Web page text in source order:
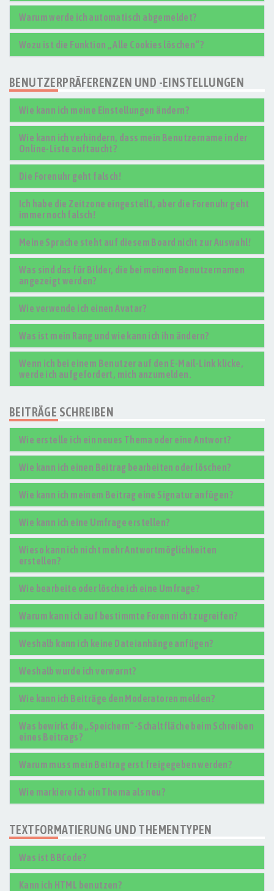
Warum werde ich automatisch abgemeldet?
Wozu ist die Funktion „Alle Cookies löschen“?
BENUTZERPRÄFERENZEN UND -EINSTELLUNGEN
Wie kann ich meine Einstellungen ändern?
Wie kann ich verhindern, dass mein Benutzername in der
Online-Liste auftaucht?
Die Forenuhr geht falsch!
Ich habe die Zeitzone eingestellt, aber die Forenuhr geht
immer noch falsch!
Meine Sprache steht auf diesem Board nicht zur Auswahl!
Was sind das für Bilder, die bei meinem Benutzernamen
angezeigt werden?
Wie verwende ich einen Avatar?
Was ist mein Rang und wie kann ich ihn ändern?
Wenn ich bei einem Benutzer auf den E-Mail-Link klicke,
werde ich aufgefordert, mich anzumelden.
BEITRÄGE SCHREIBEN
Wie erstelle ich ein neues Thema oder eine Antwort?
Wie kann ich einen Beitrag bearbeiten oder löschen?
Wie kann ich meinem Beitrag eine Signatur anfügen?
Wie kann ich eine Umfrage erstellen?
Wieso kann ich nicht mehr Antwortmöglichkeiten
erstellen?
Wie bearbeite oder lösche ich eine Umfrage?
Warum kann ich auf bestimmte Foren nicht zugreifen?
Weshalb kann ich keine Dateianhänge anfügen?
Weshalb wurde ich verwarnt?
Wie kann ich Beiträge den Moderatoren melden?
Was bewirkt die „Speichern“-Schaltfläche beim Schreiben
eines Beitrags?
Warum muss mein Beitrag erst freigegeben werden?
Wie markiere ich ein Thema als neu?
TEXTFORMATIERUNG UND THEMENTYPEN
Was ist BBCode?
Kann ich HTML benutzen?